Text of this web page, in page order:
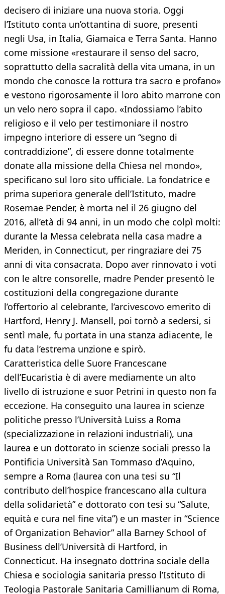
decisero di iniziare una nuova storia. Oggi
l’Istituto conta un’ottantina di suore, presenti
negli Usa, in Italia, Giamaica e Terra Santa. Hanno
come missione «restaurare il senso del sacro,
soprattutto della sacralità della vita umana, in un
mondo che conosce la rottura tra sacro e profano»
e vestono rigorosamente il loro abito marrone con
un velo nero sopra il capo. «Indossiamo l’abito
religioso e il velo per testimoniare il nostro
impegno interiore di essere un “segno di
contraddizione”, di essere donne totalmente
donate alla missione della Chiesa nel mondo»,
specificano sul loro sito ufficiale. La fondatrice e
prima superiora generale dell’Istituto, madre
Rosemae Pender, è morta nel il 26 giugno del
2016, all’età di 94 anni, in un modo che colpì molti:
durante la Messa celebrata nella casa madre a
Meriden, in Connecticut, per ringraziare dei 75
anni di vita consacrata. Dopo aver rinnovato i voti
con le altre consorelle, madre Pender presentò le
costituzioni della congregazione durante
l’offertorio al celebrante, l’arcivescovo emerito di
Hartford, Henry J. Mansell, poi tornò a sedersi, si
sentì male, fu portata in una stanza adiacente, le
fu data l’estrema unzione e spirò.
Caratteristica delle Suore Francescane
dell’Eucaristia è di avere mediamente un alto
livello di istruzione e suor Petrini in questo non fa
eccezione. Ha conseguito una laurea in scienze
politiche presso l’Università Luiss a Roma
(specializzazione in relazioni industriali), una
laurea e un dottorato in scienze sociali presso la
Pontificia Università San Tommaso d’Aquino,
sempre a Roma (laurea con una tesi su “Il
contributo dell’hospice francescano alla cultura
della solidarietà” e dottorato con tesi su “Salute,
equità e cura nel fine vita”) e un master in “Science
of Organization Behavior” alla Barney School of
Business dell’Università di Hartford, in
Connecticut. Ha insegnato dottrina sociale della
Chiesa e sociologia sanitaria presso l’Istituto di
Teologia Pastorale Sanitaria Camillianum di Roma,